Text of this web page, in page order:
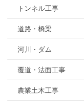
トンネル工事
道路・橋梁
河川・ダム
覆道・法面工事
農業土木工事